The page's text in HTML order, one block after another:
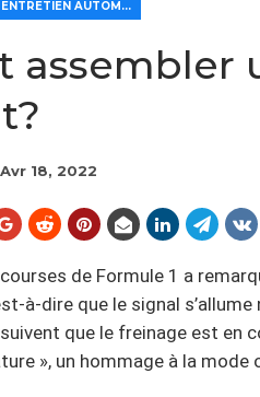
🧽 ENTRETIEN AUTOMOBILE
assembler
Avr 18, 2022
de Formule 1 a
à-dire que le signal
que le freinage est en
», un hommage à la mode